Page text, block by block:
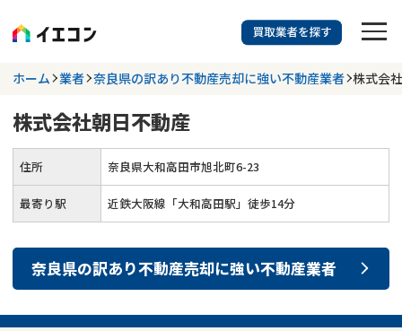
訳あり物件に強い業者を探す
都道府県を選択
掲載業者 703
件
検索する
業者を探す
相談内容で探す
ホーム 業者 奈良県の訳あり不動産売却に強い不動産業者 株式会
株式会社朝日不動産
住所 奈良県大和高田市旭北町6-23
最寄り駅 近鉄大阪線「大和高田駅」徒歩14分
奈良県の訳あり不動産売却に強い不動産業者